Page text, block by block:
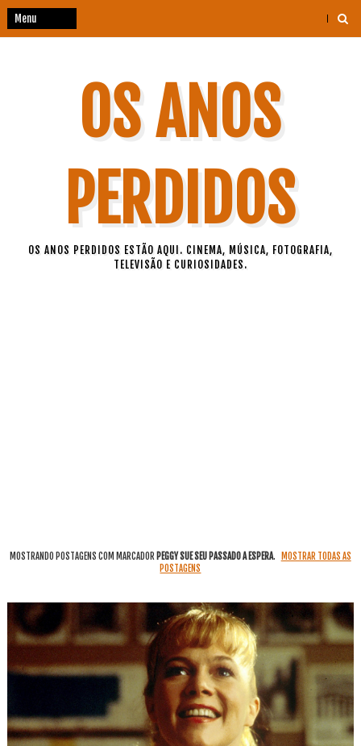
OS ANOS
PERDIDOS
OS ANOS PERDIDOS ESTÃO AQUI. CINEMA, MÚSICA, FOTOGRAFIA,
TELEVISÃO E CURIOSIDADES.
MOSTRANDO POSTAGENS COM MARCADOR PEGGY SUE SEU PASSADO A ESPERA.
MOSTRAR TODAS AS
POSTAGENS